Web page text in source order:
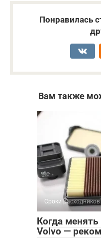
Понравилась
Вам также
Сроки расходников
Когда
Volvo —